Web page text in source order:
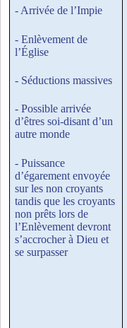
- Arrivée de l’Impie
- Enlèvement de
l’Église
- Séductions massives
- Possible arrivée
d’êtres soi-disant d’un
autre monde
- Puissance
d’égarement envoyée
sur les non croyants
tandis que les croyants
non prêts lors de
l’Enlèvement devront
s’accrocher à Dieu et
se surpasser